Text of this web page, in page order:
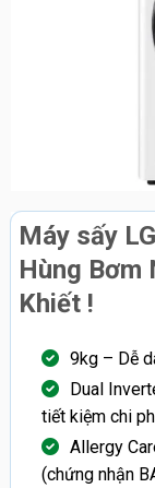
Máy sấy
Hùng Bơm
Khiết !
9kg – Dễ
Dual
tiết kiệm chi
Allergy
(chứng nhận